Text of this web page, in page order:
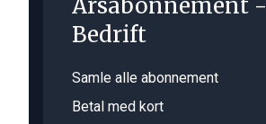
Årsabonnement -
Bedrift
Samle alle abonnement
Betal med kort